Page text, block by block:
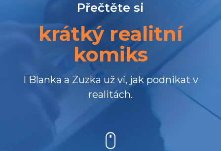
Přečtěte si
krátký realitní
komiks
I Blanka a Zuzka už ví, jak podnikat v
realitách.